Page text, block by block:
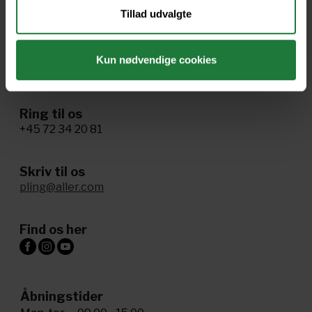
Tillad udvalgte
Kun nødvendige cookies
Tillgænglighed
Administrer samtykke
Ring til os
+45 72 34 20 81
Skriv til os
pling@aller.com
Find os her
Åbningstider